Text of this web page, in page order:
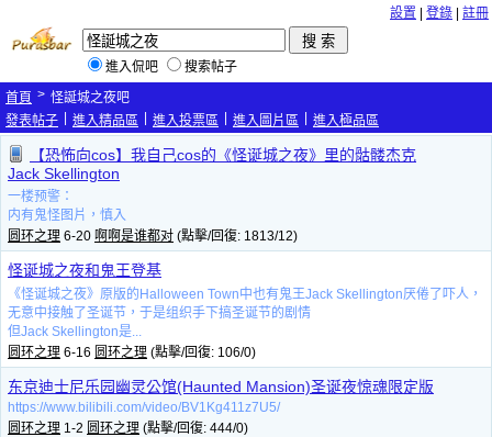
設置 登錄 註冊
進入侃吧
搜索帖子
首頁 > 怪誕城之夜吧
發表帖子
進入精品區 進入投票區 進入圖片區 進入極品區
【恐怖向cos】我自己cos的《怪诞城之夜》里的骷髅杰克
Jack Skellington
一楼预警：
内有鬼怪图片，慎入
圆环之理 6-20 啊啊是谁都对 (點擊/回復: 1813/12)
怪诞城之夜和鬼王登基
《怪诞城之夜》原版的Halloween Town中也有鬼王Jack Skellington厌倦了吓人，
无意中接触了圣诞节，于是组织手下搞圣诞节的剧情
但Jack Skellington是...
圆环之理 6-16 圆环之理 (點擊/回復: 106/0)
东京迪士尼乐园幽灵公馆(Haunted Mansion)圣诞夜惊魂限定版
https://www.bilibili.com/video/BV1Kg411z7U5/
圆环之理 1-2 圆环之理 (點擊/回復: 444/0)